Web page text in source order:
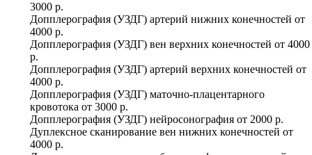
3000 р.
Допплерография (УЗДГ) артерий нижних конечностей от
4000 р.
Допплерография (УЗДГ) вен верхних конечностей от 4000
р.
Допплерография (УЗДГ) артерий верхних конечностей от
4000 р.
Допплерография (УЗДГ) маточно-плацентарного
кровотока от 3000 р.
Допплерография (УЗДГ) нейросонография от 2000 р.
Дуплексное сканирование вен нижних конечностей от
4000 р.